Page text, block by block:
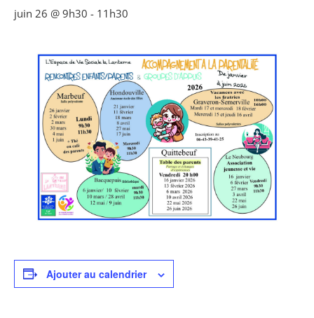
juin 26 @ 9h30 - 11h30
Ajouter au calendrier